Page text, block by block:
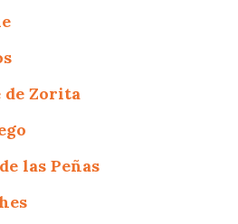
de Zorita
las Peñas